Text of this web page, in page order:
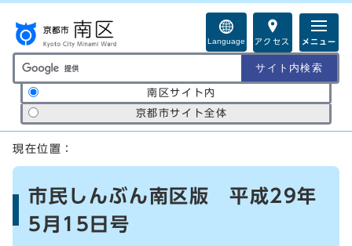
Language アクセス メニュー
サイト内検索の範囲
南区サイト内
京都市サイト全体
ここから本文です
現在位置：
市民しんぶん南区版 平成29年
5月15日号